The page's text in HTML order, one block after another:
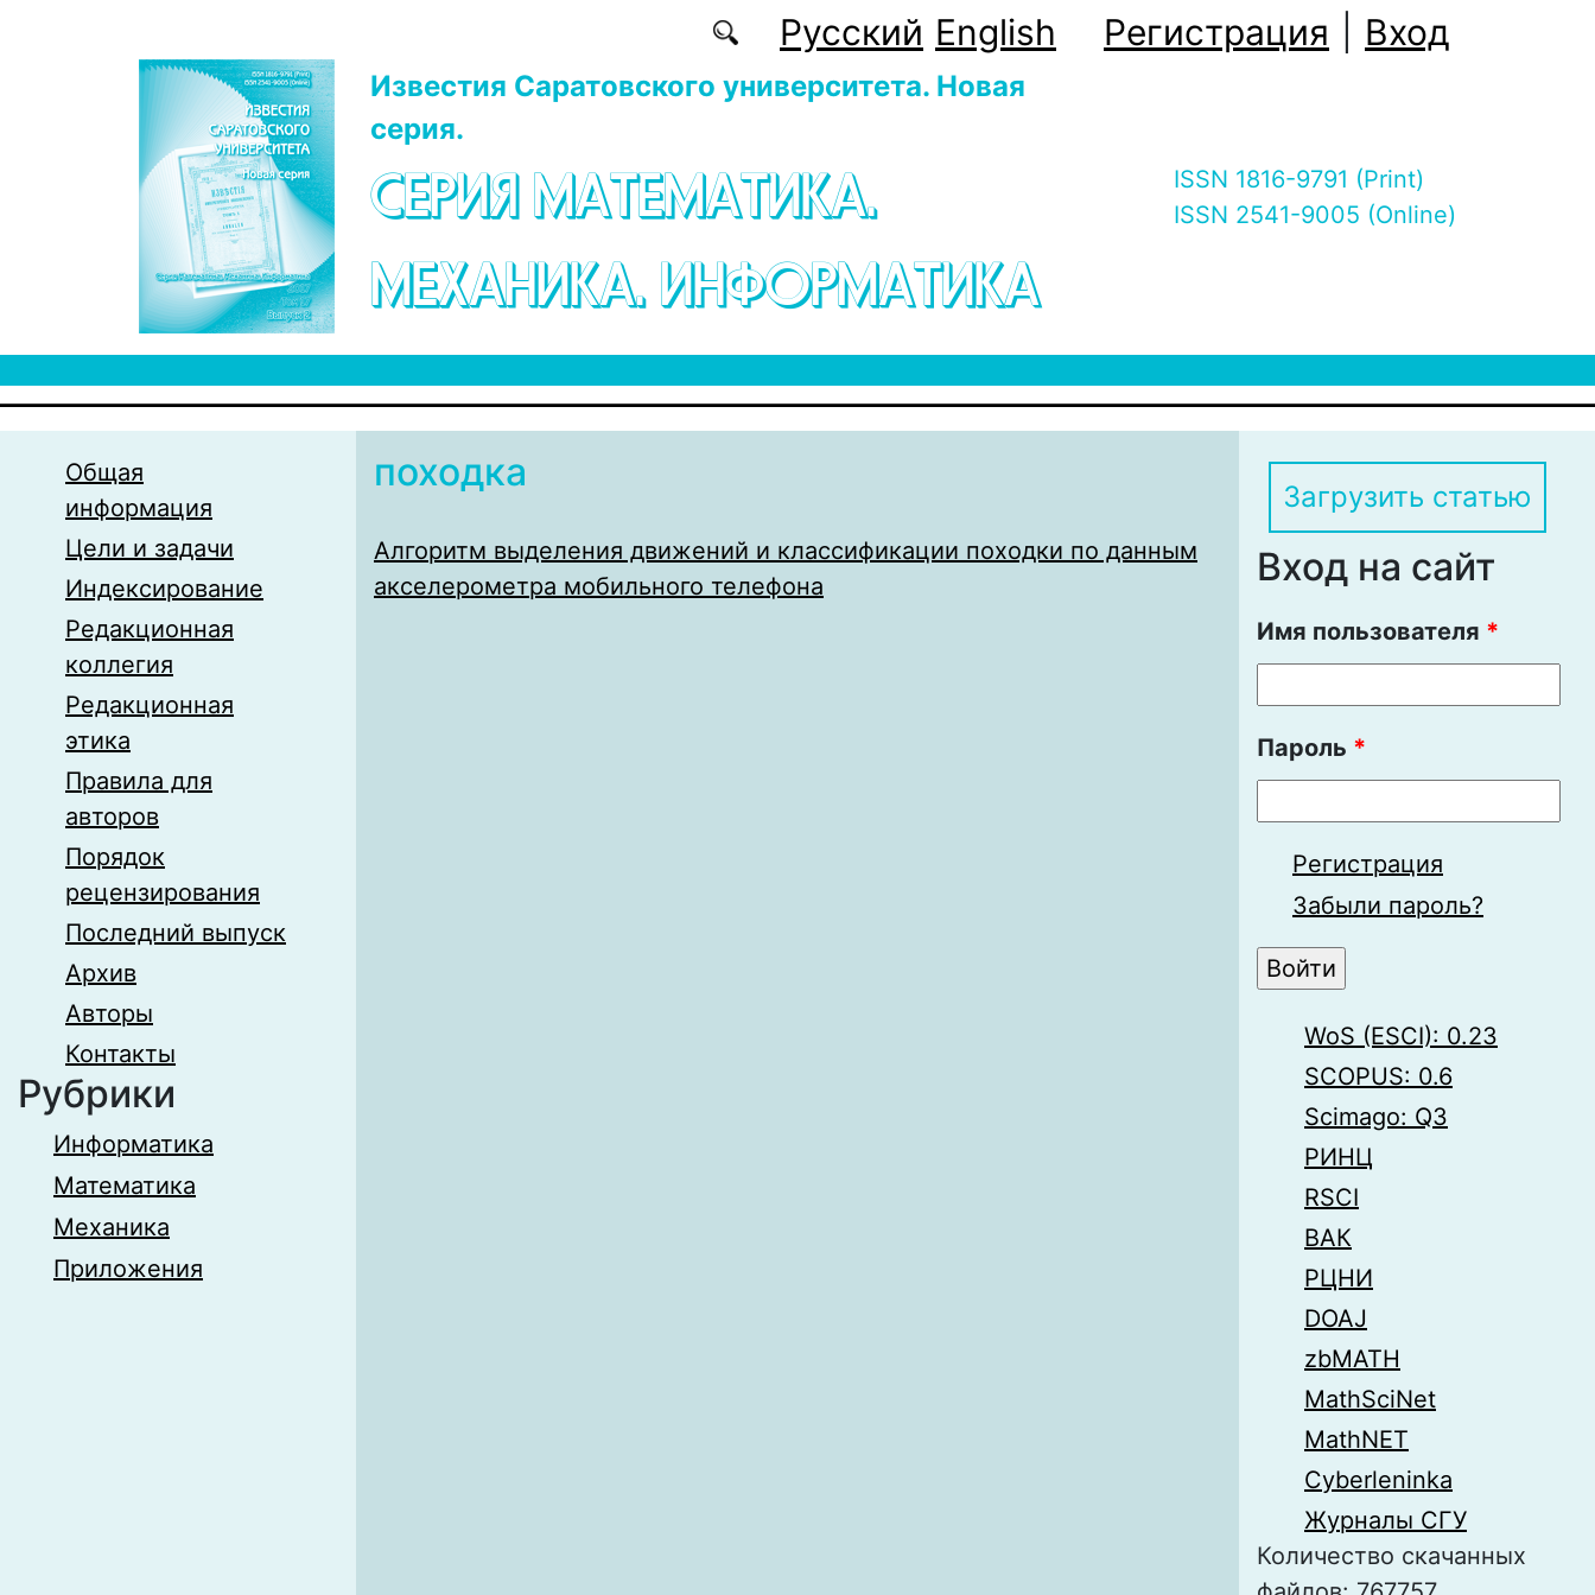
Русский English Регистрация Вход
Известия Саратовского университета. Новая
серия.
СЕРИЯ МАТЕМАТИКА.
МЕХАНИКА. ИНФОРМАТИКА
ISSN 1816-9791 (Print)
ISSN 2541-9005 (Online)
Общая
информация
Цели и задачи
Индексирование
Редакционная
коллегия
Редакционная
этика
Правила для
авторов
Порядок
рецензирования
Последний выпуск
Архив
Авторы
Контакты
Рубрики
Информатика
Математика
Механика
Приложения
походка
Алгоритм выделения движений и классификации походки по данным
акселерометра мобильного телефона
Загрузить статью
Вход на сайт
Имя пользователя *
Пароль *
Регистрация
Забыли пароль?
WoS (ESCI): 0.23
SCOPUS: 0.6
Scimago: Q3
РИНЦ
RSCI
ВАК
РЦНИ
DOAJ
zbMATH
MathSciNet
MathNET
Cyberleninka
Журналы СГУ
Количество скачанных